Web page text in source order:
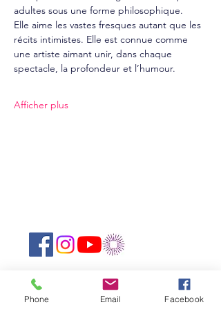
adultes sous une forme philosophique.
Elle aime les vastes fresques autant que les
récits intimistes. Elle est connue comme
une artiste aimant unir, dans chaque
spectacle, la profondeur et l’humour.
Afficher plus
Abonnez-vous à notre newsletter !
Phone Email Facebook